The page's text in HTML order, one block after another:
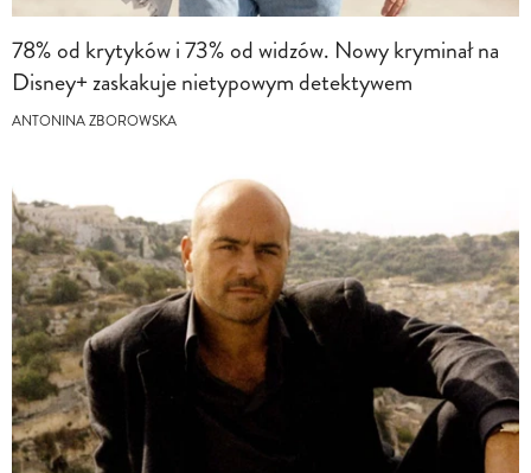
78% od krytyków i 73% od widzów. Nowy kryminał na
Disney+ zaskakuje nietypowym detektywem
ANTONINA ZBOROWSKA